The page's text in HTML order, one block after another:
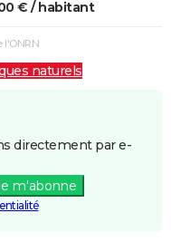
€ / habitant
l'ONRN
naturels
directement par e-
m'abonne